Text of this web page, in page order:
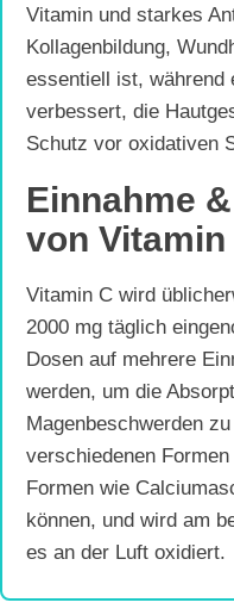
Vitamin und starkes
Kollagenbildung,
essentiell ist, während
verbessert, die
Schutz vor oxidativen
Einnahme
von Vitamin
Vitamin C wird
2000 mg täglich
Dosen auf mehrere
werden, um die
Magenbeschwerden
verschiedenen
Formen wie
können, und wird am
es an der Luft oxidiert.